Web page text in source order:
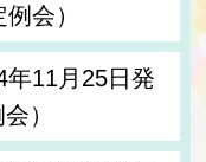
会）
11月25日発
）